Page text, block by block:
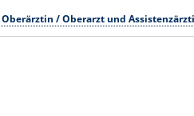
/ Oberarzt und